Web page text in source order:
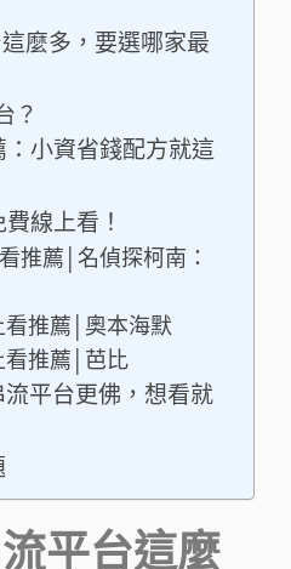
麼多，要選哪家最
？
小資省錢配方就這
線上看！
推薦│名偵探柯南：
推薦│奧本海默
看推薦│芭比
平台更佛，想看就
平台這麼